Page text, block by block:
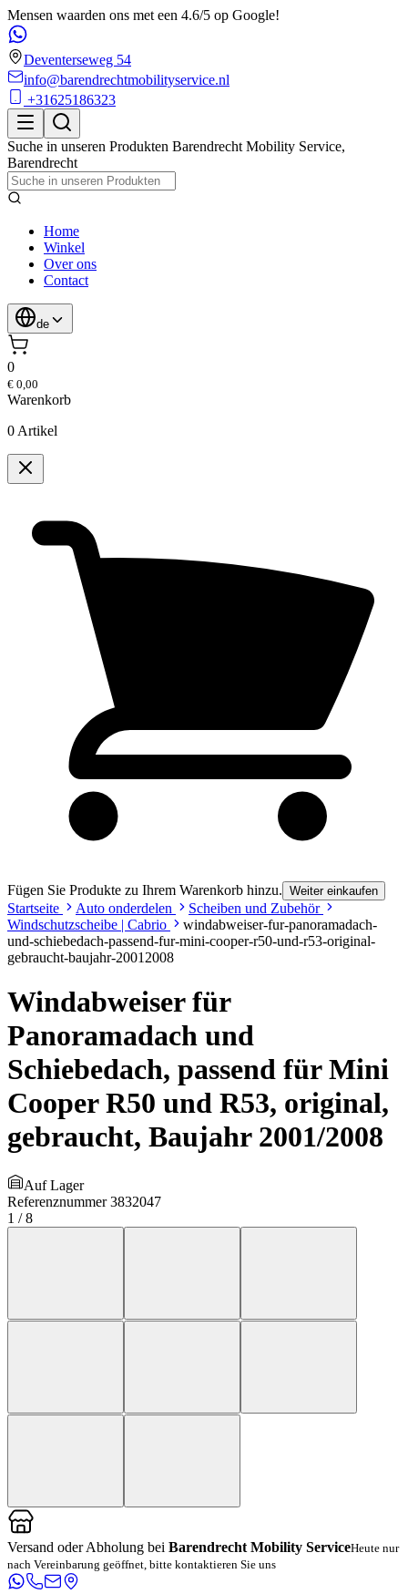
Mensen waarden ons met een 4.6/5 op Google!
Deventerseweg 54
info@barendrechtmobilityservice.nl
+31625186323
Suche in unseren Produkten Barendrecht Mobility Service,
Barendrecht
Home
Winkel
Over ons
Contact
de
0
€ 0,00
Warenkorb
0 Artikel
Fügen Sie Produkte zu Ihrem Warenkorb hinzu. Weiter einkaufen
Startseite Auto onderdelen
Scheiben und Zubehör
Windschutzscheibe | Cabrio
windabweiser-fur-panoramadach-
und-schiebedach-passend-fur-mini-cooper-r50-und-r53-original-
gebraucht-baujahr-20012008
Windabweiser für
Panoramadach und
Schiebedach, passend für Mini
Cooper R50 und R53, original,
gebraucht, Baujahr 2001/2008
Auf Lager
Referenznummer 3832047
1 /8
Versand oder Abholung bei Barendrecht Mobility ServiceHeute nur
nach Vereinbarung geöffnet, bitte kontaktieren Sie uns